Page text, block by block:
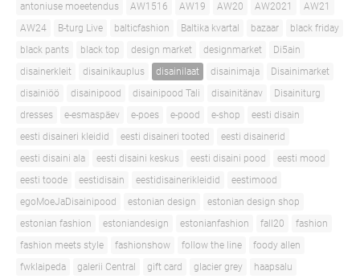
antoniuse moeetendus
AW1516 AW19 AW20 AW2021
AW21
AW24
B-turg Live balticfashion Baltika kvartal bazaar
black friday
black pants
black top design market designmarket
Di5ain
disainerkleit
disainikauplus disainilaat disainimaja
Disainimarket
disainiöö
disainipood disainipood Tali disainitänav
Disainiturg
dresses
e-esmaspäev e-poes e-pood e-shop
eesti disain
eesti disaineri kleidid
eesti disaineri tooted
eesti disainerid
eesti disaini ala
eesti disaini keskus eesti disaini pood
eesti mood
eesti toode
eestidisain eestidisainerikleidid
eestimood
egoMoeJaDisainipood
estonian design
estonian design shop
estonian fashion
estoniandesign estonianfashion fall20
fashion
fashion meets style
fashionshow follow the line
foody allen
fwklaipeda
galerii Central gift card glacier grey
haapsalu